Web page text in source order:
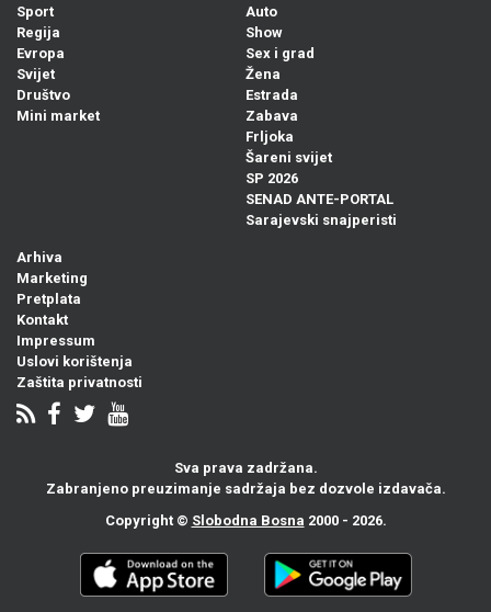
Sport
Regija
Evropa
Svijet
Društvo
Mini market
Auto
Show
Sex i grad
Žena
Estrada
Zabava
Frljoka
Šareni svijet
SP 2026
SENAD ANTE-PORTAL
Sarajevski snajperisti
Arhiva
Marketing
Pretplata
Kontakt
Impressum
Uslovi korištenja
Zaštita privatnosti
Sva prava zadržana.
Zabranjeno preuzimanje sadržaja bez dozvole izdavača.
Copyright © Slobodna Bosna 2000 - 2026.